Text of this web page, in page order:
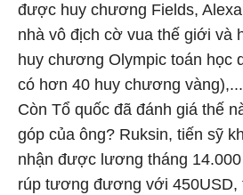
được huy chương Fields,
nhà vô địch cờ vua thế giới và
huy chương Olympic toán học
có hơn 40 huy chương vàng),...
Còn Tổ quốc đã đánh giá thế
góp của ông? Ruksin, tiến sỹ
nhận được lương tháng
rúp tương đương với 450USD,